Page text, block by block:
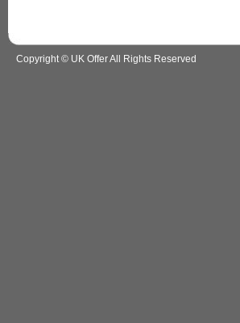
Copyright © UK Offer All Rights Reserved